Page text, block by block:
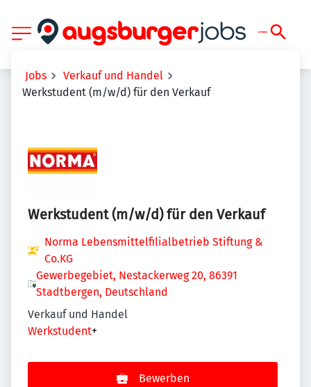
Jobs
Verkauf und Handel
Werkstudent (m/w/d) für den Verkauf
Werkstudent (m/w/d) für den Verkauf
Norma Lebensmittelfilialbetrieb Stiftung &
Co.KG
Gewerbegebiet, Nestackerweg 20, 86391
Stadtbergen, Deutschland
Verkauf und Handel
Werkstudent+
Bewerben